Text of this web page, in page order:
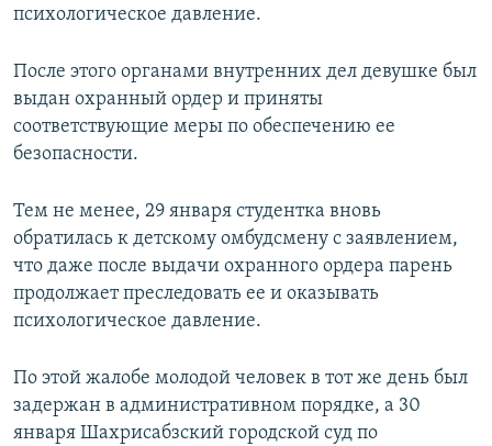
психологическое давление.
После этого органами внутренних дел девушке был
выдан охранный ордер и приняты
соответствующие меры по обеспечению ее
безопасности.
Тем не менее, 29 января студентка вновь
обратилась к детскому омбудсмену с заявлением,
что даже после выдачи охранного ордера парень
продолжает преследовать ее и оказывать
психологическое давление.
По этой жалобе молодой человек в тот же день был
задержан в административном порядке, а 30
января Шахрисабзский городской суд по